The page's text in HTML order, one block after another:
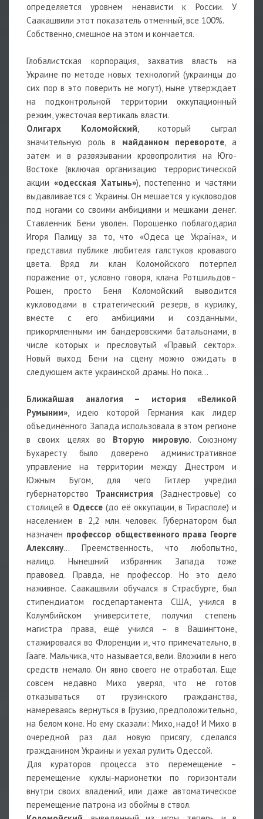
определяется уровнем ненависти к России. У
Саакашвили этот показатель отменный, все 100%.
Собственно, смешное на этом и кончается.
Глобалистская корпорация, захватив власть на
Украине по методе новых технологий (украинцы до
сих пор в это поверить не могут), ныне утверждает
на подконтрольной территории оккупационный
режим, ужесточая вертикаль власти.
Олигарх Коломойский, который сыграл
значительную роль в майданном перевороте, а
затем и в развязывании кровопролития на Юго-
Востоке (включая организацию террористической
акции «одесская Хатынь»), постепенно и частями
выдавливается с Украины. Он мешается у кукловодов
под ногами со своими амбициями и мешками денег.
Ставленник Бени уволен. Порошенко поблагодарил
Игоря Палицу за то, что «Одеса це Україна», и
представил публике любителя галстуков кровавого
цвета. Вряд ли клан Коломойского потерпел
поражение от, условно говоря, клана Ротшильдов–
Рошен, просто Беня Коломойский выводится
кукловодами в стратегический резерв, в курилку,
вместе с его амбициями и созданными,
прикормленными им бандеровскими батальонами, в
числе которых и пресловутый «Правый сектор».
Новый выход Бени на сцену можно ожидать в
следующем акте украинской драмы. Но пока…
Ближайшая аналогия – история «Великой
Румынии», идею которой Германия как лидер
объединённого Запада использовала в этом регионе
в своих целях во Вторую мировую. Союзному
Бухаресту было доверено административное
управление на территории между Днестром и
Южным Бугом, для чего Гитлер учредил
губернаторство Транснистрия (Заднестровье) со
столицей в Одессе (до её оккупации, в Тирасполе) и
населением в 2,2 млн. человек. Губернатором был
назначен профессор общественного права Георге
Алексяну… Преемственность, что любопытно,
налицо. Нынешний избранник Запада тоже
правовед. Правда, не профессор. Но это дело
наживное. Саакашвили обучался в Страсбурге, был
стипендиатом госдепартамента США, учился в
Колумбийском университете, получил степень
магистра права, ещё учился – в Вашингтоне,
стажировался во Флоренции и, что примечательно, в
Гааге. Мальчика, что называется, вели. Вложили в него
средств немало. Он явно своего не отработал. Еще
совсем недавно Михо уверял, что не готов
отказываться от грузинского гражданства,
намереваясь вернуться в Грузию, предположительно,
на белом коне. Но ему сказали: Михо, надо! И Михо в
очередной раз дал новую присягу, сделался
гражданином Украины и уехал рулить Одессой.
Для кураторов процесса это перемещение –
перемещение куклы-марионетки по горизонтали
внутри своих владений, или даже автоматическое
перемещение патрона из обоймы в ствол.